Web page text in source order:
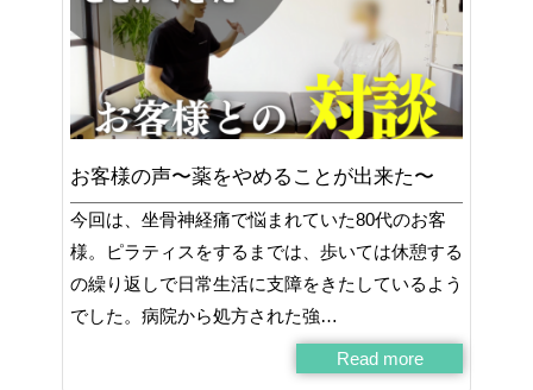
お客様の声〜薬をやめることが出来た〜
今回は、坐骨神経痛で悩まれていた80代のお客
様。ピラティスをするまでは、歩いては休憩する
の繰り返しで日常生活に支障をきたしているよう
でした。病院から処方された強…
Read more